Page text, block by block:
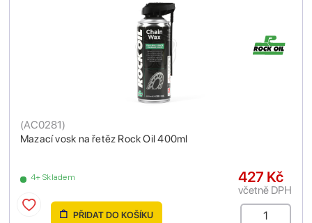
Mazací vosk na řetěz Rock Oil 400ml
(AC0281)
4+ Skladem 427 Kč
včetně DPH
PŘIDAT DO KOŠÍKU